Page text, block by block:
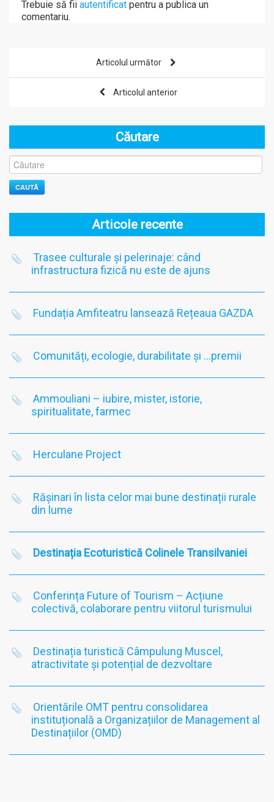
Trebuie să fii autentificat pentru a publica un
comentariu.
Articolul următor
Articolul anterior
Căutare
CAUTĂ
Articole recente
Trasee culturale și pelerinaje: când
infrastructura fizică nu este de ajuns
Fundația Amfiteatru lansează Rețeaua GAZDA
Comunități, ecologie, durabilitate și …premii
Ammouliani – iubire, mister, istorie,
spiritualitate, farmec
Herculane Project
Rășinari în lista celor mai bune destinații rurale
din lume
Destinația Ecoturistică Colinele Transilvaniei
Conferința Future of Tourism – Acțiune
colectivă, colaborare pentru viitorul turismului
Destinația turistică Câmpulung Muscel,
atractivitate și potențial de dezvoltare
Orientările OMT pentru consolidarea
instituțională a Organizațiilor de Management al
Destinațiilor (OMD)